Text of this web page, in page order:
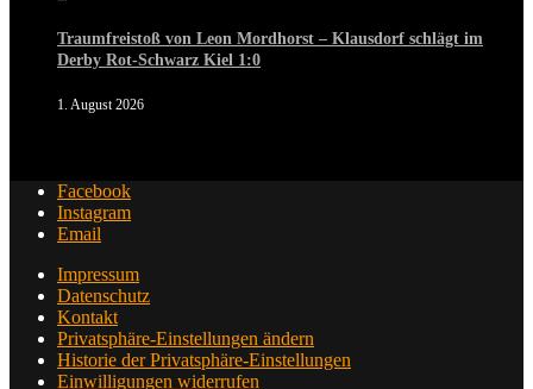
Traumfreistoß von Leon Mordhorst – Klausdorf schlägt im
Derby Rot-Schwarz Kiel 1:0
1. August 2026
Facebook
Instagram
Email
Impressum
Datenschutz
Kontakt
Privatsphäre-Einstellungen ändern
Historie der Privatsphäre-Einstellungen
Einwilligungen widerrufen